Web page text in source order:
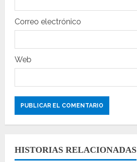
a
a
s
Correo electrónico
Web
HISTORIAS RELACIONADAS